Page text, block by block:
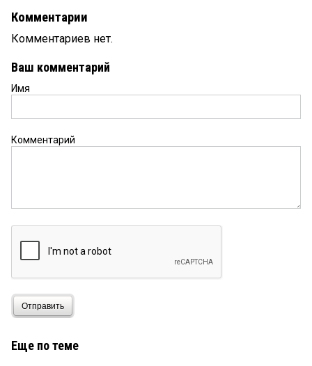
Комментарии
Комментариев нет.
Ваш комментарий
Имя
Комментарий
Отправить
Еще по теме